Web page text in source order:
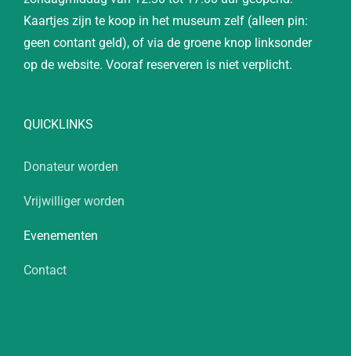
Kaartjes zijn te koop in het museum zelf (alleen pin:
geen contant geld), of via de groene knop linksonder
op de website. Vooraf reserveren is niet verplicht.
QUICKLINKS
Donateur worden
Vrijwilliger worden
Evenementen
Contact